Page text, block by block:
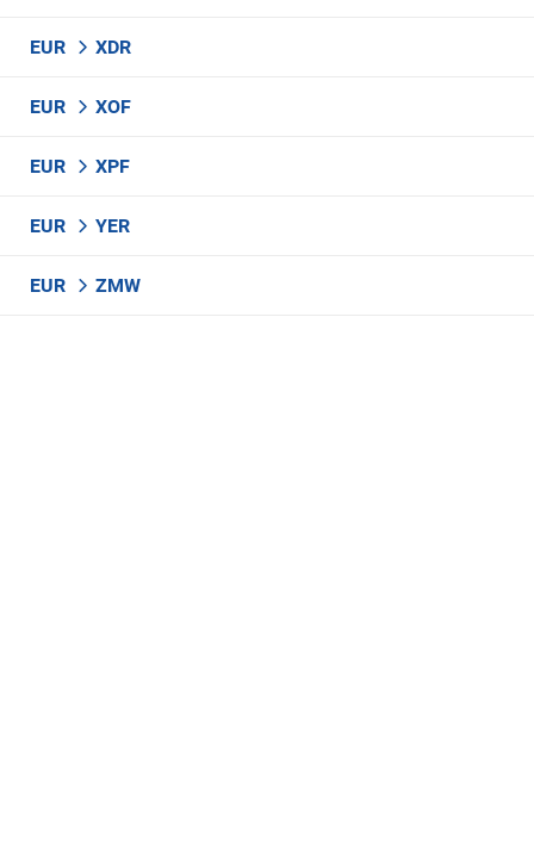
EUR XDR
EUR XOF
EUR XPF
EUR YER
EUR ZMW